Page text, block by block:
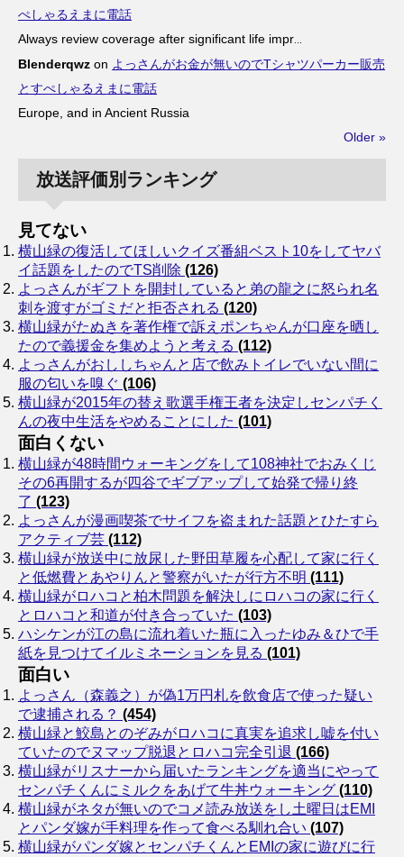
ぺしゃるえまに電話
Always review coverage after significant life impr
Blenderqwz on よっさんがお金が無いのでTシャツパーカー販売
とすぺしゃるえまに電話
Europe, and in Ancient Russia
Older »
放送評価別ランキング
見てない
横山緑の復活してほしいクイズ番組ベスト10をしてヤバ
イ話題をしたのでTS削除 (126)
よっさんがギフトを開封していると弟の龍之に怒られ名
刺を渡すがゴミだと拒否される (120)
横山緑がたぬきを著作権で訴えポンちゃんが口座を晒し
たので義援金を集めようと考える (112)
よっさんがおししちゃんと店で飲みトイレでいない間に
服の匂いを嗅ぐ (106)
横山緑が2015年の替え歌選手権王者を決定しセンパチく
んの夜中生活をやめることにした (101)
面白くない
横山緑が48時間ウォーキングをして108神社でおみくじ
その6再開するが四谷でギブアップして始発で帰り終
了 (123)
よっさんが漫画喫茶でサイフを盗まれた話題とひたすら
アクティブ芸 (112)
横山緑が放送中に放尿した野田草履を心配して家に行く
と低燃費とあやりんと警察がいたが行方不明 (111)
横山緑がロハコと柏木問題を解決しにロハコの家に行く
とロハコと和道が付き合っていた (103)
ハシケンが江の島に流れ着いた瓶に入ったゆみ＆ひで手
紙を見つけてイルミネーションを見る (101)
面白い
よっさん（森義之）が偽1万円札を飲食店で使った疑い
で逮捕される？ (454)
横山緑と鮫島とのぞみがロハコに真実を追求し嘘を付い
ていたのでヌマップ脱退とロハコ完全引退 (166)
横山緑がリスナーから届いたランキングを適当にやって
センパチくんにミルクをあげて牛丼ウォーキング (110)
横山緑がネタが無いのでコメ読み放送をし土曜日はEMI
とパンダ嫁が手料理を作って食べる馴れ合い (107)
横山緑がパンダ嫁とセンパチくんとEMIの家に遊びに行